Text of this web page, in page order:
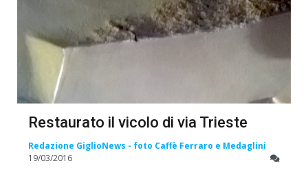
Restaurato il vicolo di via Trieste
Redazione GiglioNews - foto Caffè Ferraro e Medaglini
19/03/2016